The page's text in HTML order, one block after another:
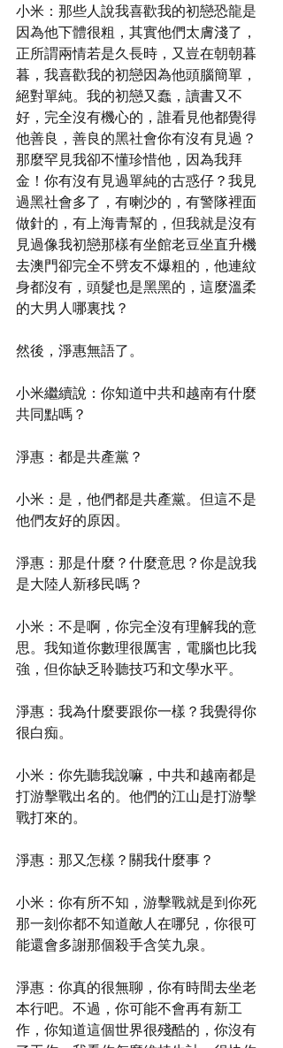
小米：那些人說我喜歡我的初戀恐龍是
因為他下體很粗，其實他們太膚淺了，
正所謂兩情若是久長時，又豈在朝朝暮
暮，我喜歡我的初戀因為他頭腦簡單，
絕對單純。我的初戀又蠢，讀書又不
好，完全沒有機心的，誰看見他都覺得
他善良，善良的黑社會你有沒有見過？
那麼罕見我卻不懂珍惜他，因為我拜
金！你有沒有見過單純的古惑仔？我見
過黑社會多了，有喇沙的，有警隊裡面
做針的，有上海青幫的，但我就是沒有
見過像我初戀那樣有坐館老豆坐直升機
去澳門卻完全不劈友不爆粗的，他連紋
身都沒有，頭髮也是黑黑的，這麼溫柔
的大男人哪裏找？
然後，淨惠無語了。
小米繼續說：你知道中共和越南有什麼
共同點嗎？
淨惠：都是共產黨？
小米：是，他們都是共產黨。但這不是
他們友好的原因。
淨惠：那是什麼？什麼意思？你是說我
是大陸人新移民嗎？
小米：不是啊，你完全沒有理解我的意
思。我知道你數理很厲害，電腦也比我
強，但你缺乏聆聽技巧和文學水平。
淨惠：我為什麼要跟你一樣？我覺得你
很白痴。
小米：你先聽我說嘛，中共和越南都是
打游擊戰出名的。他們的江山是打游擊
戰打來的。
淨惠：那又怎樣？關我什麼事？
小米：你有所不知，游擊戰就是到你死
那一刻你都不知道敵人在哪兒，你很可
能還會多謝那個殺手含笑九泉。
淨惠：你真的很無聊，你有時間去坐老
本行吧。不過，你可能不會再有新工
作，你知道這個世界很殘酷的，你沒有